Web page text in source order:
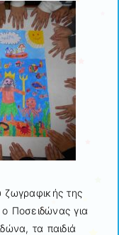
ζωγραφικής της
Ποσειδώνας για
τα παιδιά